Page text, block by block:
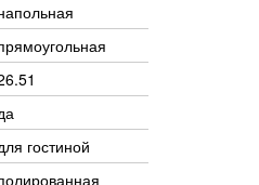
гостиной